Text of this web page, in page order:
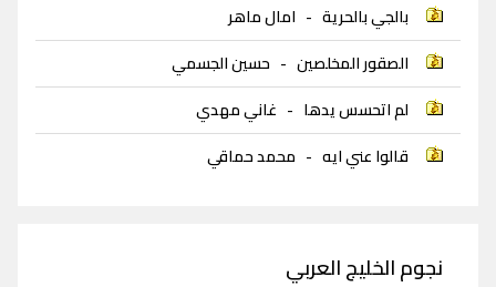
بالجي بالحرية - امال ماهر
الصقور المخلصين - حسين الجسمي
لم اتحسس يدها - غاني مهدي
قالوا عني ايه - محمد حماقي
نجوم الخليج العربي